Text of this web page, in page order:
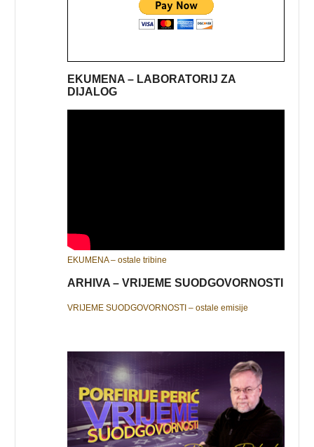
EKUMENA – LABORATORIJ ZA
DIJALOG
EKUMENA – ostale tribine
ARHIVA – VRIJEME SUODGOVORNOSTI
VRIJEME SUODGOVORNOSTI – ostale emisije